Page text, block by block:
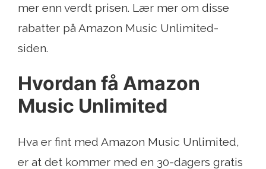
mer enn verdt prisen. Lær mer om disse
rabatter på Amazon Music Unlimited-
siden.
Hvordan få Amazon
Music Unlimited
Hva er fint med Amazon Music Unlimited,
er at det kommer med en 30-dagers gratis